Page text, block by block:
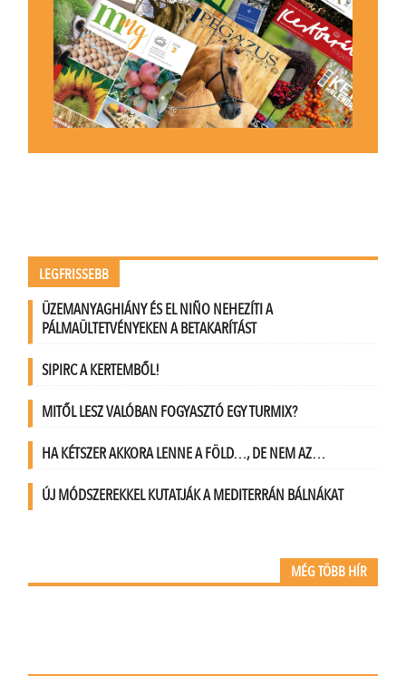
LEGFRISSEBB
ÜZEMANYAGHIÁNY ÉS EL NIÑO NEHEZÍTI A
PÁLMAÜLTETVÉNYEKEN A BETAKARÍTÁST
SIPIRC A KERTEMBŐL!
MITŐL LESZ VALÓBAN FOGYASZTÓ EGY TURMIX?
HA KÉTSZER AKKORA LENNE A FÖLD…, DE NEM AZ…
ÚJ MÓDSZEREKKEL KUTATJÁK A MEDITERRÁN BÁLNÁKAT
MÉG TÖBB HÍR